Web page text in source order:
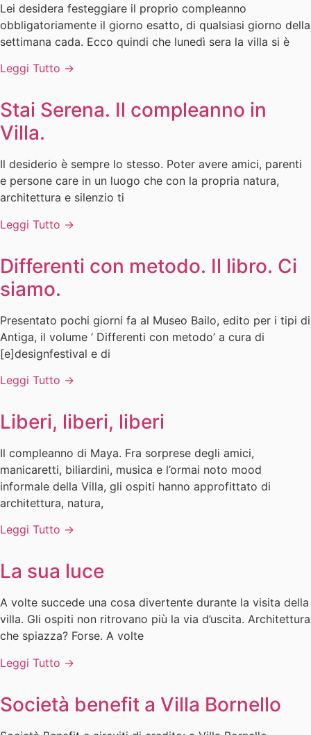
Lei desidera festeggiare il proprio compleanno
obbligatoriamente il giorno esatto, di qualsiasi giorno della
settimana cada. Ecco quindi che lunedì sera la villa si è
Leggi Tutto →
Stai Serena. Il compleanno in
Villa.
Il desiderio è sempre lo stesso. Poter avere amici, parenti
e persone care in un luogo che con la propria natura,
architettura e silenzio ti
Leggi Tutto →
Differenti con metodo. Il libro. Ci
siamo.
Presentato pochi giorni fa al Museo Bailo, edito per i tipi di
Antiga, il volume ‘ Differenti con metodo’ a cura di
[e]designfestival e di
Leggi Tutto →
Liberi, liberi, liberi
Il compleanno di Maya. Fra sorprese degli amici,
manicaretti, biliardini, musica e l’ormai noto mood
informale della Villa, gli ospiti hanno approfittato di
architettura, natura,
Leggi Tutto →
La sua luce
A volte succede una cosa divertente durante la visita della
villa. Gli ospiti non ritrovano più la via d’uscita. Architettura
che spiazza? Forse. A volte
Leggi Tutto →
Società benefit a Villa Bornello